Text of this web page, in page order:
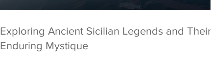
Exploring Ancient Sicilian Legends and Their
Enduring Mystique